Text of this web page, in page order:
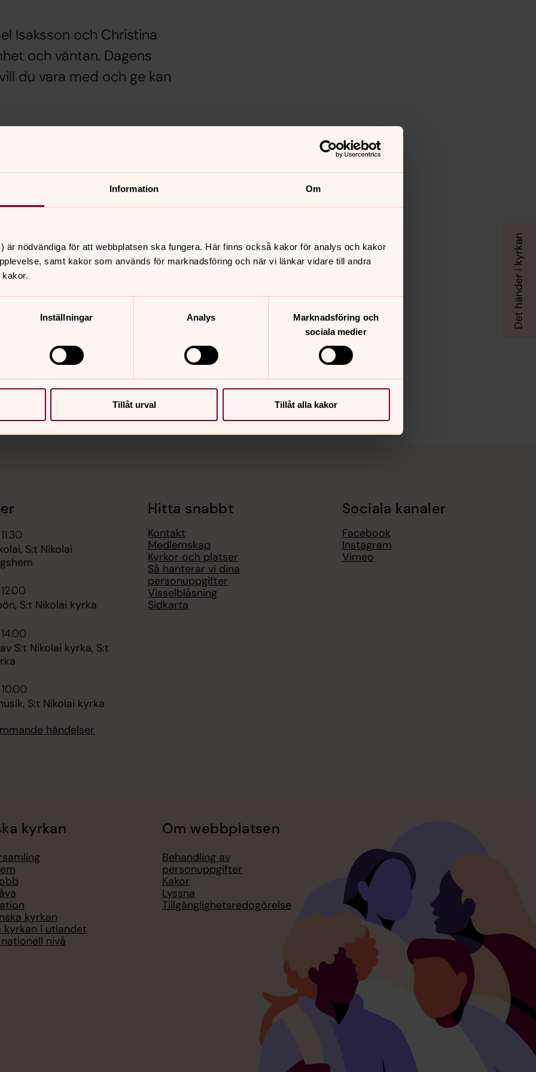
Information Om
är nödvändiga för att webbplatsen ska fungera. Här finns också kakor för analys och kakor
samt kakor som används för marknadsföring och när vi länkar vidare till andra
Inställningar Analys
Marknadsföring och
sociala medier
Tillåt urval Tillåt alla kakor
Isaksson och Christina
och väntan. Dagens
du vara med och ge kan
för marknadsföring.
S:t Nikolai
S:t Nikolai kyrka
S:t Nikolai kyrka, S:t
S:t Nikolai kyrka
händelser
Hitta snabbt
Kontakt
Medlemskap
Kyrkor och platser
Så hanterar vi dina
personuppgifter
Visselblåsning
Sidkarta
Sociala kanaler
Facebook
Instagram
Vimeo
kyrkan
kyrkan
kyrkan i utlandet
nivå
Om webbplatsen
Behandling av
personuppgifter
Kakor
Lyssna
Tillgänglighetsredogörelse